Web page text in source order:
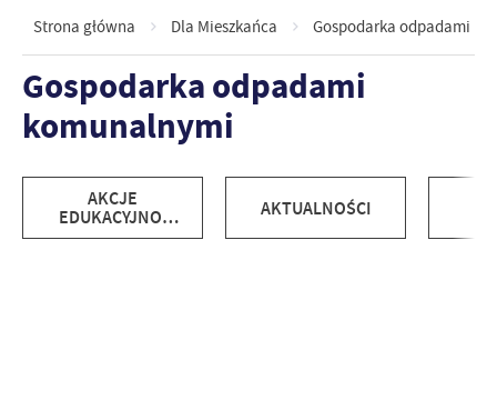
Strona główna Dla Mieszkańca Gospodarka odpadami
Gospodarka odpadami
komunalnymi
AKCJE
EDUKACYJNO-
EKOLOGICZNE
AKTUALNOŚCI